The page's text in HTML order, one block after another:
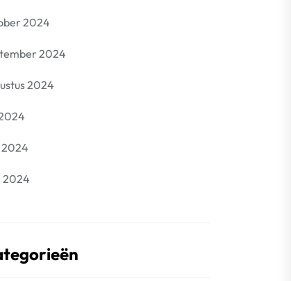
2024
2024
2024
2024
2024